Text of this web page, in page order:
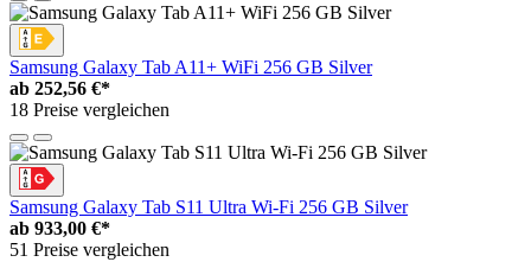
Samsung Galaxy Tab A11+ WiFi 256 GB Silver
ab 252,56 €*
18 Preise vergleichen
Samsung Galaxy Tab S11 Ultra Wi-Fi 256 GB Silver
ab 933,00 €*
51 Preise vergleichen